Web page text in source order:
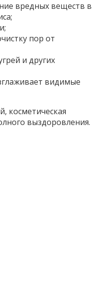
вредных веществ в
пор от
и других
видимые
косметическая
выздоровления.